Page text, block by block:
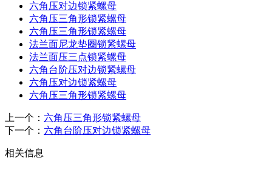
六角压对边锁紧螺母
六角压三角形锁紧螺母
六角压三角形锁紧螺母
法兰面尼龙垫圈锁紧螺母
法兰面压三点锁紧螺母
六角台阶压对边锁紧螺母
六角压对边锁紧螺母
六角压三角形锁紧螺母
上一个： 六角压三角形锁紧螺母
下一个： 六角台阶压对边锁紧螺母
相关信息